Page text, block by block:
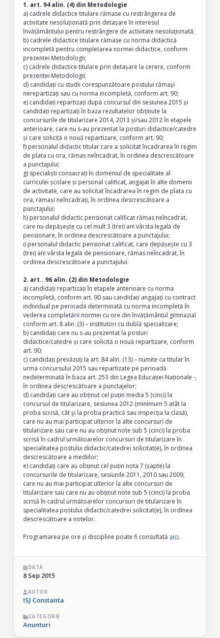
1. art. 94 alin. (4) din Metodologie
a) cadrele didactice titulare rămase cu restrângerea de
activitate nesoluționată prin detașare în interesul
învățământului pentru restrângere de activitate nesoluționată;
b) cadrele didactice titulare rămase cu norma didactică
incompletă pentru completarea normei didactice, conform
prezentei Metodologii;
c) cadrele didactice titulare prin detașare la cerere, conform
prezentei Metodologii;
d) candidați cu studii corespunzătoare postului rămași
nerepartizați sau cu norma incompletă, conform art. 90;
e) candidați repartizați după concursul din sesiunea 2015 și
candidați repartizați în baza rezultatelor obținute la
concursurile de titularizare 2014, 2013 și/sau 2012 în etapele
anterioare, care nu s-au prezentat la posturi didactice/catedre
și care solicită o nouă repartizare, conform art. 90;
f) personalul didactic titular care a solicitat încadrarea în regim
de plata cu ora, rămas neîncadrat, în ordinea descrescătoare
a punctajului;
g) specialiști consacrați în domeniul de specialitate al
curriculei școlare și personal calificat, angajat în alte domenii
de activitate, care au solicitat încadrarea în regim de plata cu
ora, rămași neîncadrați, în ordinea descrescătoare a
punctajului;
h) personalul didactic pensionat calificat rămas neîncadrat,
care nu depășește cu cel mult 3 (trei) ani vârsta legală de
pensionare, în ordinea descrescătoare a punctajului;
i) personalul didactic pensionat calificat, care depășește cu 3
(trei) ani vârsta legală de pensionare, rămas neîncadrat, în
ordinea descrescătoare a punctajului.
2. art.. 96 alin. (2) din Metodologie
a) candidați repartizați în etapele anterioare cu norma
incompletă, conform art. 90 sau candidați angajați cu contract
individual pe perioadă determinată cu norma incompletă în
vederea completării normei cu ore din învățământul gimnazial
conform art. 8 alin. (3) – institutori cu dublă specializare;
b) candidați care nu s-au prezentat la posturi
didactice/catedre și care solicită o nouă repartizare, conform
art. 90;
c) candidați prevăzuți la art. 84 alin. (13) – numite ca titular în
urma concursului 2015 sau repartizate pe perioadă
nedeterminată în baza art. 253 din Legea Educației Naționale -,
în ordinea descrescătoare a punctajelor;
d) candidați care au obținut cel puțin media 5 (cinci) la
concursul de titularizare, sesiunea 2012 (minimum 5 atât la
proba scrisă, cât şi la proba practică sau inspecția la clasă),
care nu au mai participat ulterior la alte concursuri de
titularizare sau care nu au obținut note sub 5 (cinci) la proba
scrisă în cadrul următoarelor concursuri de titularizare în
specialitatea postului didactic/catedrei solicitat(e), în ordinea
descrescătoare a mediilor;
e) candidați care au obținut cel puțin nota 7 (șapte) la
concursurile de titularizare, sesiunile 2011, 2010 sau 2009,
care nu au mai participat ulterior la alte concursuri de
titularizare sau care nu au obținut note sub 5 (cinci) la proba
scrisă în cadrul următoarelor concursuri de titularizare în
specialitatea postului didactic/catedrei solicitat(e), în ordinea
descrescătoare a notelor.
Programarea pe ore și discipline poate fi consultată aici.
DATA
8 Sep 2015
AUTOR
ISJ Constanta
CATEGORIE
Anunturi